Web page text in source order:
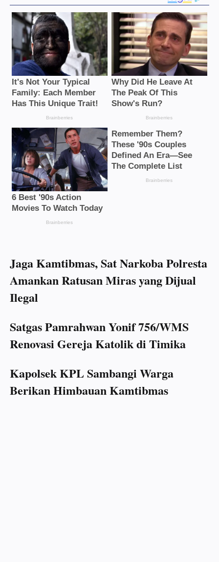
Jaga Kamtibmas, Sat Narkoba Polresta
Amankan Ratusan Miras yang Dijual
Ilegal
Satgas Pamrahwan Yonif 756/WMS
Renovasi Gereja Katolik di Timika
Kapolsek KPL Sambangi Warga
Berikan Himbauan Kamtibmas